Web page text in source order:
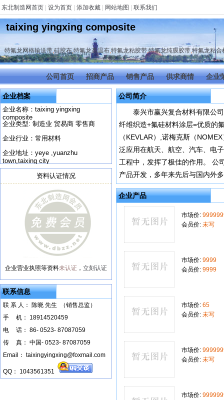
东北制造网首页 设为首页 添加收藏 网站地图 联系我们
taixing yingxing composite
特氟龙网格输送带,硅胶布,特氟龙高温布,特氟龙粘胶带,特氟龙纯膜胶带,特氟龙粘合
公司首页 招商产品 销售产品 供求商情 企业
企业档案
企业名称：taixing yingxing
composite
企业类型: 制造业 贸易商 零售商
企业行业：常用材料
企业地址：yeye ,yuanzhu
town,taixing city
资料认证情况
企业营业执照等资料未认证 ， 立刻认证
联系信息
联 系 人： 陈晓 先生 （销售总监）
手
机： 18914520459
电
话： 86- 0523- 87087059
传
真： 中国- 0523- 87087059
Email： taixingyingxing@foxmail.com
QQ： 1043561351
公司简介
泰兴市赢兴复合材料有限公
纤维织造+氟硅材料涂层=优质的
（KEVLAR）,诺梅克斯（
泛应用在航天、航空、汽车、电
工程中，发挥了极佳的作用。 公
产品开发，多年来先后与国内外
企业产品
市场价:
会员价: 未写
市场价: 9999
会员价: 9999
市场价: 65
会员价: 未写
市场价:
会员价: 未写
市场价: